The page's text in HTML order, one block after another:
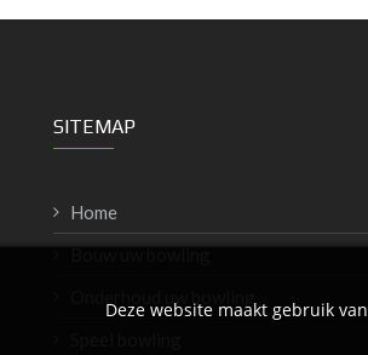
SITEMAP
Home
Deze website maakt gebruik